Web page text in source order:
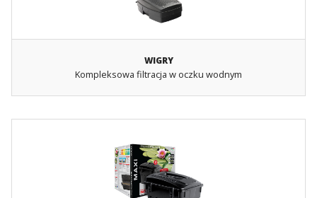
WIGRY
Kompleksowa filtracja w oczku wodnym